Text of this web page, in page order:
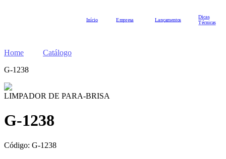
Início Empresa Lançamentos
Dicas
Técnicas
Home
Catálogo
G-1238
LIMPADOR DE PARA-BRISA
G-1238
Código: G-1238